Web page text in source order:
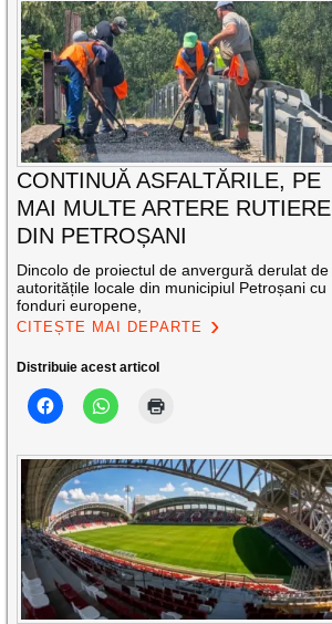
CONTINUĂ ASFALTĂRILE, PE
MAI MULTE ARTERE RUTIERE
DIN PETROȘANI
Dincolo de proiectul de anvergură derulat de
autoritățile locale din municipiul Petroșani cu
fonduri europene,
CITEȘTE MAI DEPARTE
Distribuie acest articol